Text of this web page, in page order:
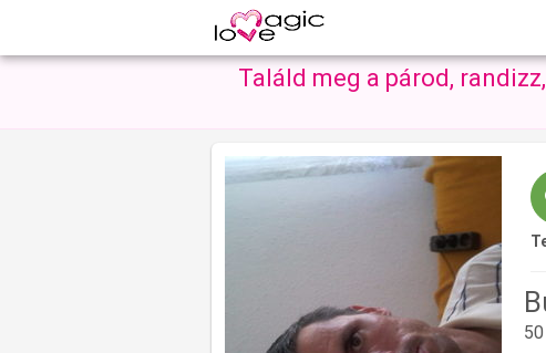
Találd meg a párod,